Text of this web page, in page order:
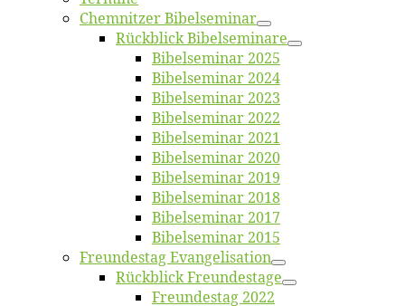
Chemnit­zer Bibelseminar
Rück­blick Bibelseminare
Bi­bel­se­mi­nar 2025
Bi­bel­se­mi­nar 2024
Bi­bel­se­mi­nar 2023
Bi­bel­se­mi­nar 2022
Bi­bel­se­mi­nar 2021
Bi­bel­se­mi­nar 2020
Bi­bel­se­mi­nar 2019
Bi­bel­se­mi­nar 2018
Bibelsemi­nar 2017
Bibelsemi­nar 2015
Freun­des­tag Evangelisation
Rück­blick Freundestage
Freun­des­tag 2022